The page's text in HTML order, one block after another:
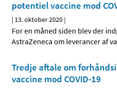
potentiel vaccine mod
| 13. oktober 2020 |
For en måned siden blev der
AstraZeneca om leverancer af
Tredje aftale om
vaccine mod COVID-19